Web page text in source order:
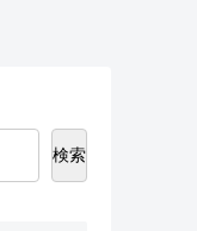
検索